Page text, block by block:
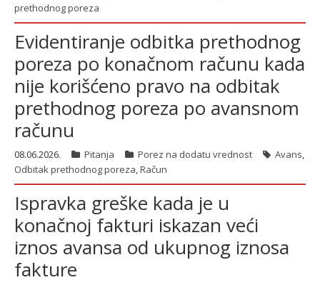
prethodnog poreza
Evidentiranje odbitka prethodnog
poreza po konačnom računu kada
nije korišćeno pravo na odbitak
prethodnog poreza po avansnom
računu
08.06.2026. Pitanja Porez na dodatu vrednost Avans,
Odbitak prethodnog poreza,Račun
Ispravka greške kada je u
konačnoj fakturi iskazan veći
iznos avansa od ukupnog iznosa
fakture